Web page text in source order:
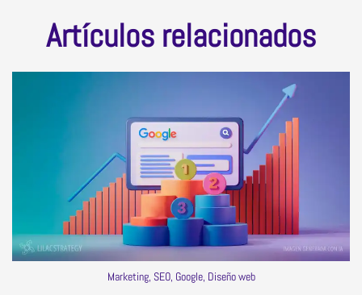
Artículos relacionados
Marketing, SEO, Google, Diseño web